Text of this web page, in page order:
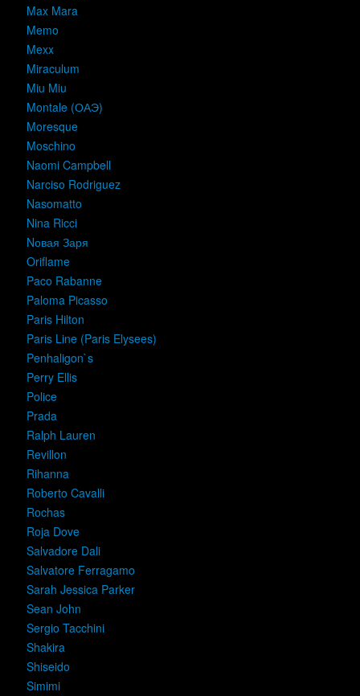
Max Mara
Memo
Mexx
Miraculum
Miu Miu
Montale (ОАЭ)
Moresque
Moschino
Naomi Campbell
Narciso Rodriguez
Nasomatto
Nina Ricci
Nовая Заря
Oriflame
Paco Rabanne
Paloma Picasso
Paris Hilton
Paris Line (Paris Elysees)
Penhaligon`s
Perry Ellis
Police
Prada
Ralph Lauren
Revillon
Rihanna
Roberto Cavalli
Rochas
Roja Dove
Salvadore Dali
Salvatore Ferragamo
Sarah Jessica Parker
Sean John
Sergio Tacchini
Shakira
Shiseido
Simimi